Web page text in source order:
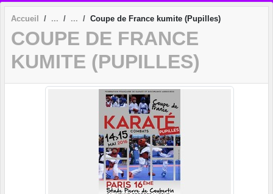
Accueil Coupe de France kumite (Pupilles)
COUPE DE FRANCE
KUMITE (PUPILLES)